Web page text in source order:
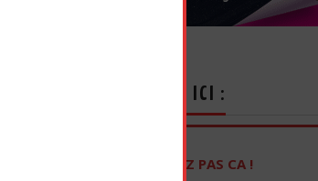
INSCRIVEZ-VOUS ICI :
NE RATEZ PAS CA !